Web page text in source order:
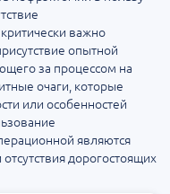
важно
опытной
за процессом на
очаги, которые
или особенностей
являются
дорогостоящих